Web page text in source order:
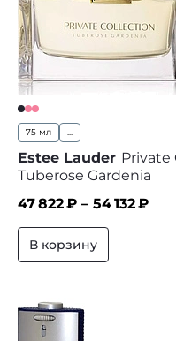
75 мл ...
Estee Lauder Private
Tuberose Gardenia
47 822₽ – 54 132₽
В корзину